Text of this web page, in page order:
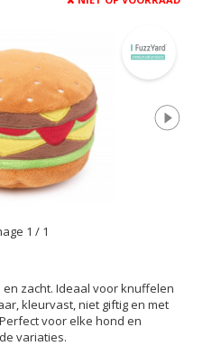
1 / 1
zacht. Ideaal voor knuffelen
kleurvast, niet giftig en met
voor elke hond en
variaties.